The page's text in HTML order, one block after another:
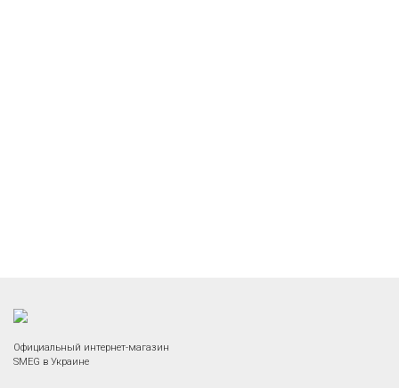
Официальный интернет-магазин
SMEG в Украине